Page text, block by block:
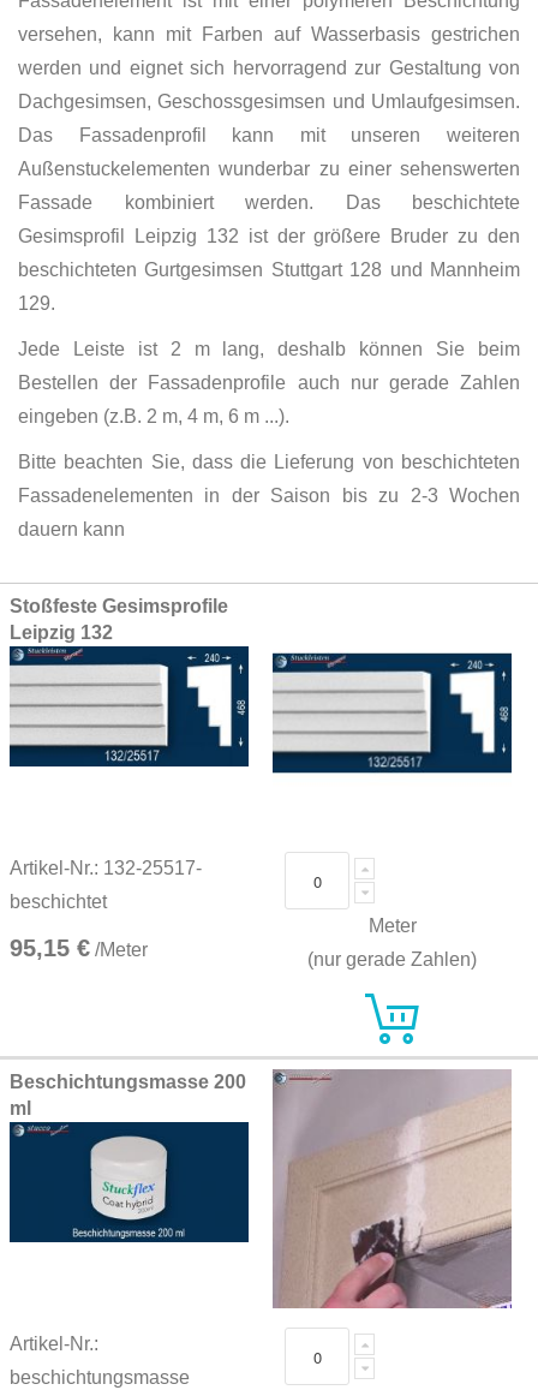
versehen, kann mit Farben auf Wasserbasis gestrichen
werden und eignet sich hervorragend zur Gestaltung von
Dachgesimsen, Geschossgesimsen und Umlaufgesimsen.
Das Fassadenprofil kann mit unseren weiteren
Außenstuckelementen wunderbar zu einer sehenswerten
Fassade kombiniert werden. Das beschichtete
Gesimsprofil Leipzig 132 ist der größere Bruder zu den
beschichteten Gurtgesimsen Stuttgart 128 und Mannheim
129.
Jede Leiste ist 2 m lang, deshalb können Sie beim
Bestellen der Fassadenprofile auch nur gerade Zahlen
eingeben (z.B. 2 m, 4 m, 6 m ...).
Bitte beachten Sie, dass die Lieferung von beschichteten
Fassadenelementen in der Saison bis zu 2-3 Wochen
dauern kann
Grouped
product
items
Stoßfeste Gesimsprofile
Leipzig 132
Artikel-Nr.: 132-25517-
beschichtet
95,15 € /Meter
Meter
(nur gerade Zahlen)
Beschichtungsmasse 200
ml
Artikel-Nr.:
beschichtungsmasse